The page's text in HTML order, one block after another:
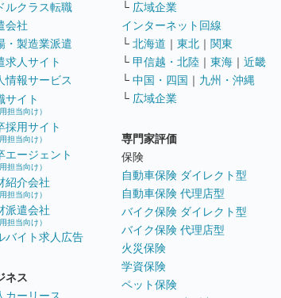
ルクラス転職
会社
・製造業派遣
求人サイト
情報サービス
サイト
用担当向け）
採用サイト
用担当向け）
エージェント
用担当向け）
紹介会社
用担当向け）
派遣会社
用担当向け）
バイト求人広告
ネス
└ 広域企業
インターネット回線
└ 北海道 ｜ 東北 ｜ 関東
└ 甲信越・北陸 ｜ 東海 ｜ 近畿
└ 中国・四国 ｜ 九州・沖縄
└ 広域企業
専門家評価
保険
自動車保険 ダイレクト型
自動車保険 代理店型
バイク保険 ダイレクト型
バイク保険 代理店型
火災保険
学資保険
ペット保険